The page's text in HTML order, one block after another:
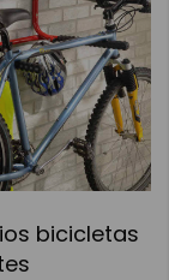
bicicletas